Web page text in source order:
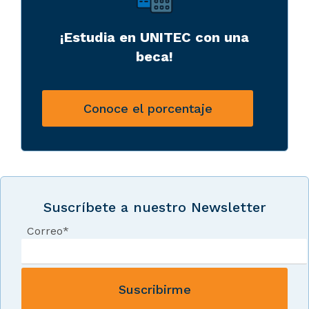
¡Estudia en UNITEC con una
beca!
Conoce el porcentaje
Suscríbete a nuestro Newsletter
Correo*